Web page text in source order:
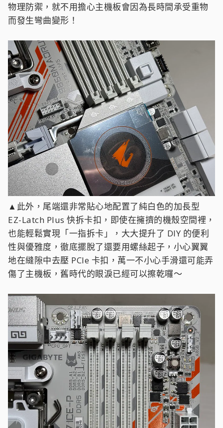
▲視線回到主機板中央，這組作為系統命脈的主 PCIe
5.0 x16 插槽，毫無懸念地披上了技嘉引以為傲的金屬
強化裝甲，「ULTRA DURABLE PCIE GEN5
ARMOR」的刻字不僅標示著它具備次世代的極速頻
寬，厚實的金屬包覆更給足了安全感；在平時進行機
殼內部的硬體組裝測試時，我們經常會經手體積龐
大、重量驚人的旗艦級顯示卡，有了這層金屬裝甲的
物理防禦，就不用擔心主機板會因為長時間承受重物
而發生彎曲變形！
▲此外，尾端還非常貼心地配置了純白色的加長型
EZ-Latch Plus 快拆卡扣，即使在擁擠的機殼空間裡，
也能輕鬆實現「一指拆卡」，大大提升了 DIY 的便利
性與優雅度，徹底擺脫了還要用螺絲起子，小心翼翼
地在縫隙中去壓 PCIe 卡扣，萬一不小心手滑還可能弄
傷了主機板，舊時代的眼淚已經可以擦乾囉～